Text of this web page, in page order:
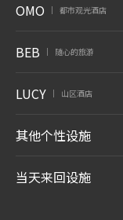
OMO 都市观光酒店
BEB 随心的旅游
LUCY 山区酒店
其他个性设施
当天来回设施